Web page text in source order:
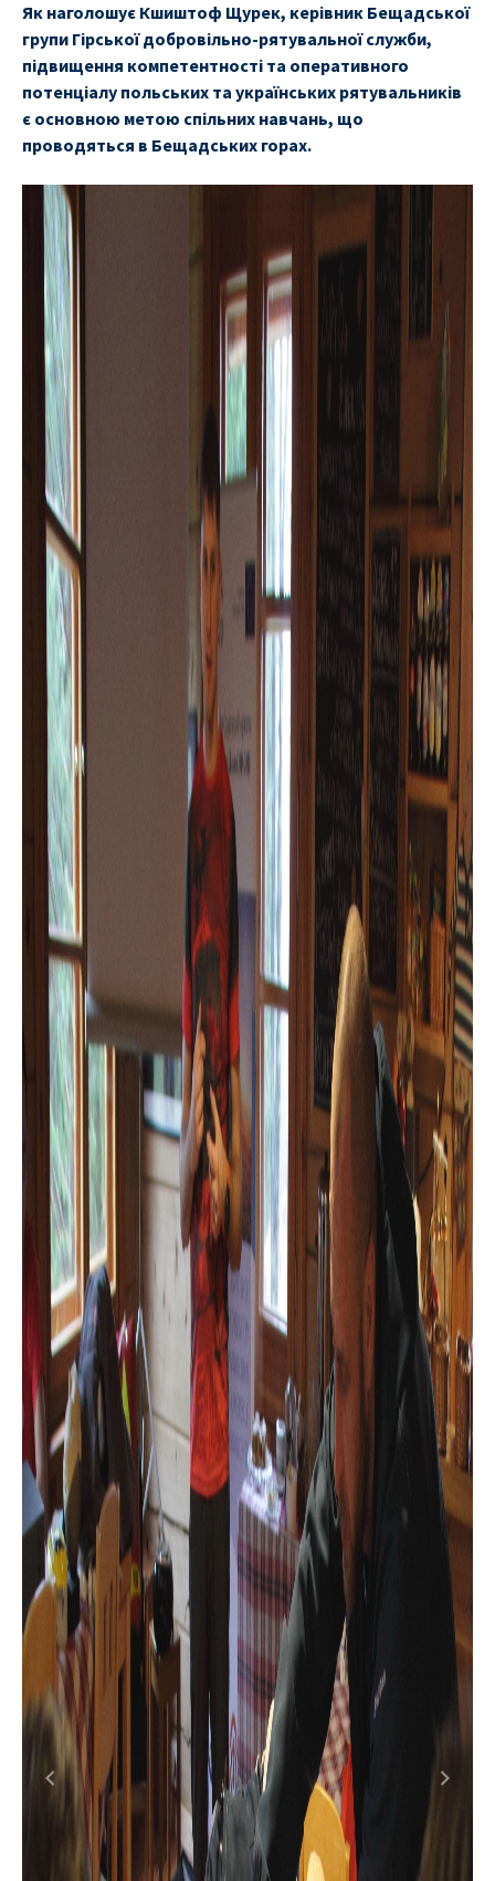
Як наголошує Кшиштоф Щурек, керівник Бещадської
групи Гірської добровільно-рятувальної служби,
підвищення компетентності та оперативного
потенціалу польських та українських рятувальників
є основною метою спільних навчань, що
проводяться в Бещадських горах.